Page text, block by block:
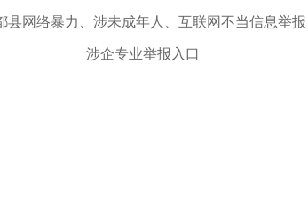
县网络暴力、涉未成年人、互联网不当信息举报
涉企专业举报入口